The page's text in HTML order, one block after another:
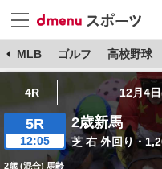
MLB ゴルフ 高校野球
4R 12月4
5R
12:05
2歳新馬
芝 右 外回り・
2歳 (混合) 馬齢